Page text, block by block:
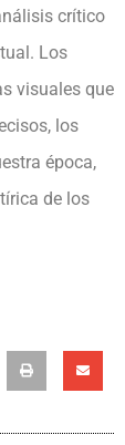
crítico
Los
visuales que
los
época,
de los